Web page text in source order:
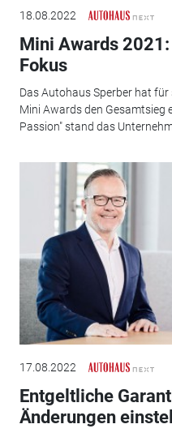
18.08.2022
Mini Awards
Fokus
Das Autohaus Sperber hat für
Mini Awards den Gesamtsieg
Passion" stand das
17.08.2022
Entgeltliche
Änderungen